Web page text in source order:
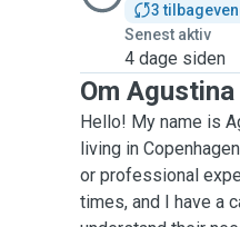
3
Senest aktiv
4 dage siden
Om Agustina
Hello! My name is
living in
or professional
times, and I have a